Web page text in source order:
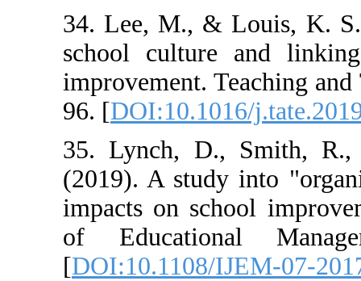
34. Lee, M., &
school culture
improvement.
96. [
35. Lynch,
(2019). A
impacts on
of
[DOI:10.1108/